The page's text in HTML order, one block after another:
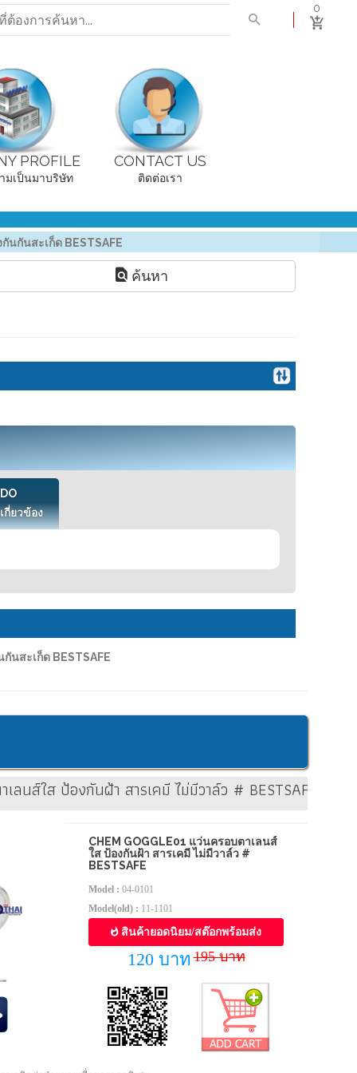
0
PROFILE
มเป็นมาบริษัท
CONTACT US
ติดต่อเรา
กันสะเก็ด BESTSAFE
ค้นหา
กี่ยวข้อง
สะเก็ด BESTSAFE
ลนส์ใส ป้องกันฝ้า สารเคมี ไม่มีวาล์ว # BESTSAFE
CHEM GOGGLE01 แว่นครอบตาเลนส์
ใส ป้องกันฝ้า สารเคมี ไม่มีวาล์ว #
BESTSAFE
Model : 04-0101
Model(old) : 11-1101
สินค้ายอดนิยม/สต๊อกพร้อมส่ง
120 บาท 195 บาท